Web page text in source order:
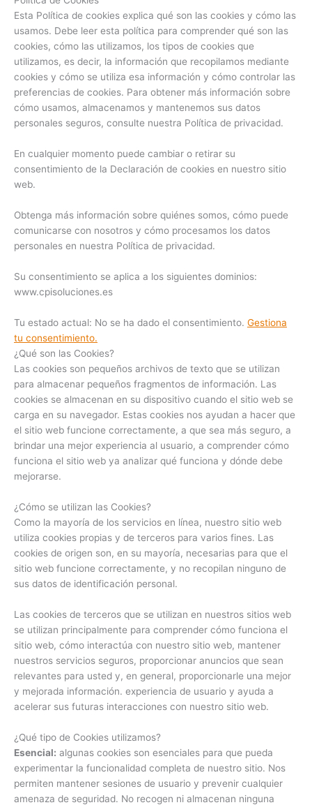
f
i
n
Esta Política de cookies explica qué son las cookies y cómo las
usamos. Debe leer esta política para comprender qué son las
cookies, cómo las utilizamos, los tipos de cookies que
utilizamos, es decir, la información que recopilamos mediante
cookies y cómo se utiliza esa información y cómo controlar las
preferencias de cookies. Para obtener más información sobre
cómo usamos, almacenamos y mantenemos sus datos
personales seguros, consulte nuestra Política de privacidad.
En cualquier momento puede cambiar o retirar su
consentimiento de la Declaración de cookies en nuestro sitio
web.
Obtenga más información sobre quiénes somos, cómo puede
comunicarse con nosotros y cómo procesamos los datos
personales en nuestra Política de privacidad.
Su consentimiento se aplica a los siguientes dominios:
www.cpisoluciones.es
Tu estado actual: No se ha dado el consentimiento. Gestiona
tu consentimiento.
¿Qué son las Cookies?
Las cookies son pequeños archivos de texto que se utilizan
para almacenar pequeños fragmentos de información. Las
cookies se almacenan en su dispositivo cuando el sitio web se
carga en su navegador. Estas cookies nos ayudan a hacer que
el sitio web funcione correctamente, a que sea más seguro, a
brindar una mejor experiencia al usuario, a comprender cómo
funciona el sitio web ya analizar qué funciona y dónde debe
mejorarse.
¿Cómo se utilizan las Cookies?
Como la mayoría de los servicios en línea, nuestro sitio web
utiliza cookies propias y de terceros para varios fines. Las
cookies de origen son, en su mayoría, necesarias para que el
sitio web funcione correctamente, y no recopilan ninguno de
sus datos de identificación personal.
Las cookies de terceros que se utilizan en nuestros sitios web
se utilizan principalmente para comprender cómo funciona el
sitio web, cómo interactúa con nuestro sitio web, mantener
nuestros servicios seguros, proporcionar anuncios que sean
relevantes para usted y, en general, proporcionarle una mejor
y mejorada información. experiencia de usuario y ayuda a
acelerar sus futuras interacciones con nuestro sitio web.
¿Qué tipo de Cookies utilizamos?
Esencial: algunas cookies son esenciales para que pueda
experimentar la funcionalidad completa de nuestro sitio. Nos
permiten mantener sesiones de usuario y prevenir cualquier
amenaza de seguridad. No recogen ni almacenan ninguna